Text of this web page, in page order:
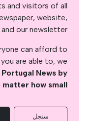
and visitors of all
website,
our newsletter.
can afford to
are able to, we
News by
how small
سنجل